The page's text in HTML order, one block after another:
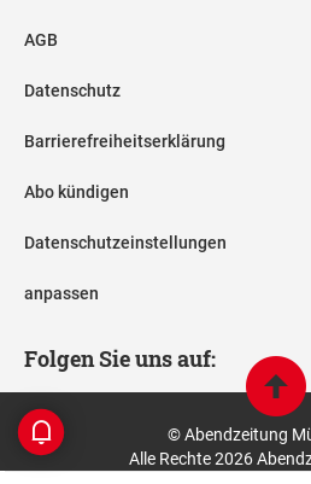
AGB
Datenschutz
Barrierefreiheitserklärung
Abo kündigen
Datenschutzeinstellungen
anpassen
Folgen Sie uns auf:
© Abendzeitung
Alle Rechte 2026